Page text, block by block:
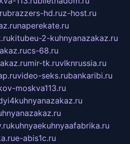
brazzers-hd.ruz-host.ru
naperekate.ru
kitubeu-2-kuhnyanazakaz.ru
cs-68.ru
mir-tk.ruvlknrussia.ru
video-seks.rubankaribi.ru
moskva113.ru
kuhnyaekuhnyaafabrika.ru
e-abis1c.ru